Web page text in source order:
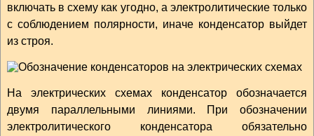
включать в схему как угодно, а электролитические только
с соблюдением полярности, иначе конденсатор выйдет
из строя.
На электрических схемах конденсатор обозначается
двумя параллельными линиями. При обозначении
электролитического конденсатора обязательно